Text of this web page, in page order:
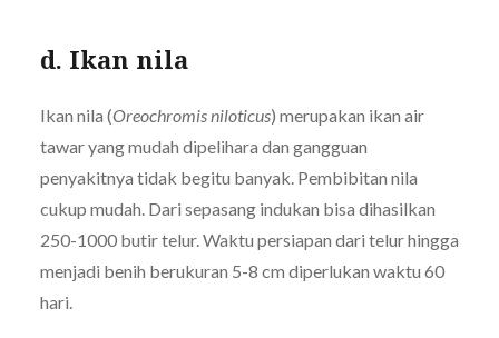
d. Ikan nila
Ikan nila (Oreochromis niloticus) merupakan ikan air
tawar yang mudah dipelihara dan gangguan
penyakitnya tidak begitu banyak. Pembibitan nila
cukup mudah. Dari sepasang indukan bisa dihasilkan
250-1000 butir telur. Waktu persiapan dari telur hingga
menjadi benih berukuran 5-8 cm diperlukan waktu 60
hari.